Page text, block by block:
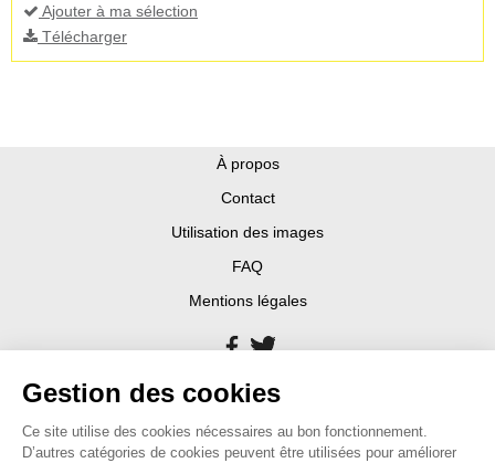
Ajouter à ma sélection
Télécharger
À propos
Contact
Utilisation des images
FAQ
Mentions légales
Gestion des cookies
Ce site utilise des cookies nécessaires au bon fonctionnement.
D’autres catégories de cookies peuvent être utilisées pour améliorer